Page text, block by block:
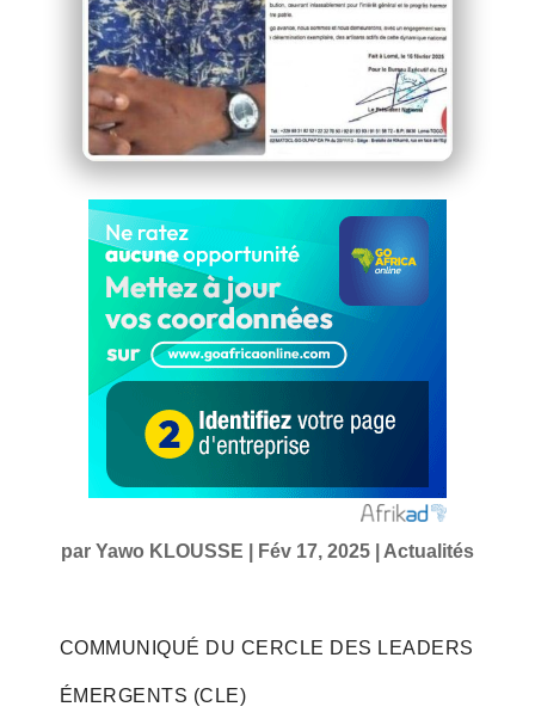
par Yawo KLOUSSE Fév 17, 2025| Actualités
COMMUNIQUÉ DU CERCLE DES LEADERS
ÉMERGENTS (CLE)